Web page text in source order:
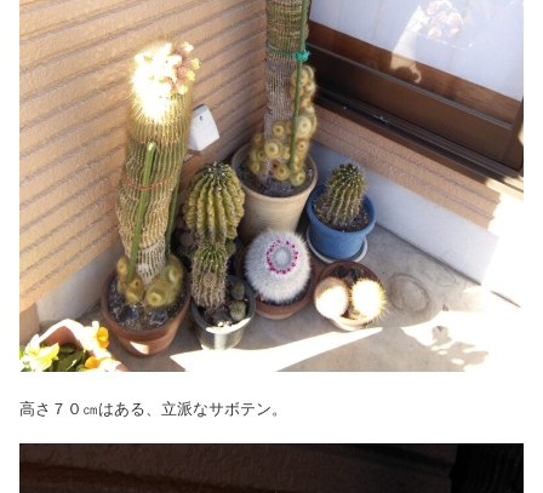
高さ７０㎝はある、立派なサボテン。